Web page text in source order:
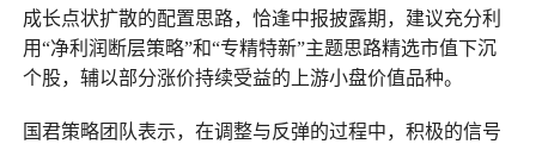
成长点状扩散的配置思路，恰逢中报披露期，建议充分利
用“净利润断层策略”和“专精特新”主题思路精选市值下沉
个股，辅以部分涨价持续受益的上游小盘价值品种。
国君策略团队表示，在调整与反弹的过程中，积极的信号